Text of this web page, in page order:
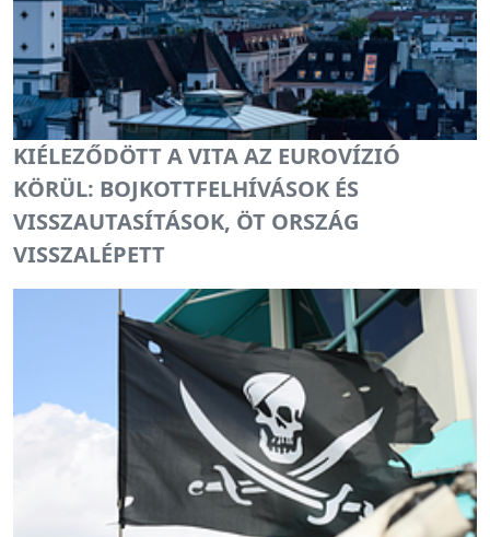
KIÉLEZŐDÖTT A VITA AZ EUROVÍZIÓ
KÖRÜL: BOJKOTTFELHÍVÁSOK ÉS
VISSZAUTASÍTÁSOK, ÖT ORSZÁG
VISSZALÉPETT